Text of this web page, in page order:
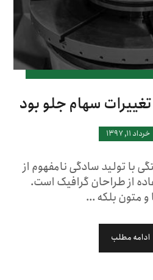
سهام جلو بود
خرداد ۱۱, ۱۳۹۷
با تولید سادگی نامفهوم از
از طراحان گرافیک است.
و متون بلکه ...
ادامه مطلب